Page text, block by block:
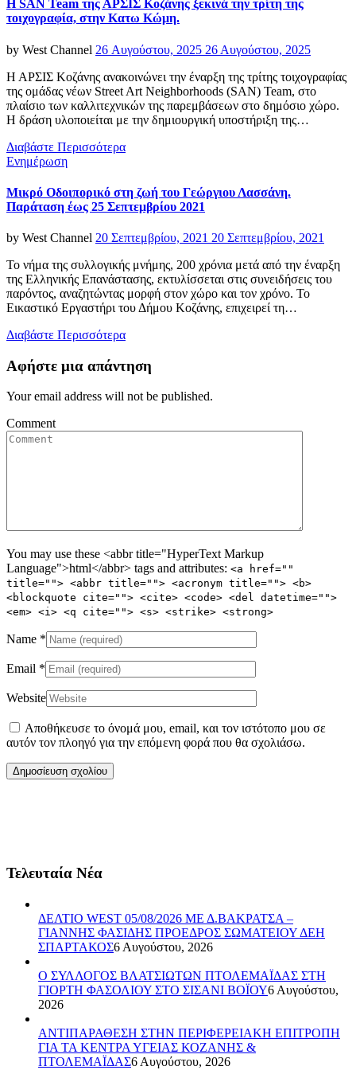
Η SAN Team της ΑΡΣΙΣ Κοζάνης ξεκινά την τρίτη της
τοιχογραφία, στην Κατω Κώμη.
by West Channel Posted
26 Αυγούστου, 2025 26 Αυγούστου, 2025
Η ΑΡΣΙΣ Κοζάνης ανακοινώνει την έναρξη της τρίτης τοιχογραφίας
της ομάδας νέων Street Art Neighborhoods (SAN) Team, στο
πλαίσιο των καλλιτεχνικών της παρεμβάσεων στο δημόσιο χώρο.
Η δράση υλοποιείται με την δημιουργική υποστήριξη της…
Διαβάστε Περισσότερα
Categories
Ενημέρωση
Μικρό Οδοιπορικό στη ζωή του Γεώργιου Λασσάνη.
Παράταση έως 25 Σεπτεμβρίου 2021
by West Channel Posted
20 Σεπτεμβρίου, 2021 20 Σεπτεμβρίου, 2021
Το νήμα της συλλογικής μνήμης, 200 χρόνια μετά από την έναρξη
της Ελληνικής Επανάστασης, εκτυλίσσεται στις συνειδήσεις του
παρόντος, αναζητώντας μορφή στον χώρο και τον χρόνο. Το
Εικαστικό Εργαστήρι του Δήμου Κοζάνης, επιχειρεί τη…
Διαβάστε Περισσότερα
Αφήστε μια απάντηση
Your email address will not be published.
Comment
You may use these <abbr title="HyperText Markup
Language">html</abbr> tags and attributes: <a href=""
title=""> <abbr title=""> <acronym title=""> <b>
<blockquote cite=""> <cite> <code> <del datetime="">
<em> <i> <q cite=""> <s> <strike> <strong>
Name *
Email *
Website
Αποθήκευσε το όνομά μου, email, και τον ιστότοπο μου σε
αυτόν τον πλοηγό για την επόμενη φορά που θα σχολιάσω.
Τελευταία Νέα
ΔΕΛΤΙΟ WEST 05/08/2026 ΜΕ Δ.ΒΑΚΡΑΤΣΑ –
ΓΙΑΝΝΗΣ ΦΑΣΙΔΗΣ ΠΡΟΕΔΡΟΣ ΣΩΜΑΤΕΙΟΥ ΔΕΗ
ΣΠΑΡΤΑΚΟΣ6 Αυγούστου, 2026
Ο ΣΥΛΛΟΓΟΣ ΒΛΑΤΣΙΩΤΩΝ ΠΤΟΛΕΜΑΪΔΑΣ ΣΤΗ
ΓΙΟΡΤΗ ΦΑΣΟΛΙΟΥ ΣΤΟ ΣΙΣΑΝΙ ΒΟΪΟΥ6 Αυγούστου,
2026
ΑΝΤΙΠΑΡΑΘΕΣΗ ΣΤΗΝ ΠΕΡΙΦΕΡΕΙΑΚΗ ΕΠΙΤΡΟΠΗ
ΓΙΑ ΤΑ ΚΕΝΤΡΑ ΥΓΕΙΑΣ ΚΟΖΑΝΗΣ &
ΠΤΟΛΕΜΑΪΔΑΣ6 Αυγούστου, 2026